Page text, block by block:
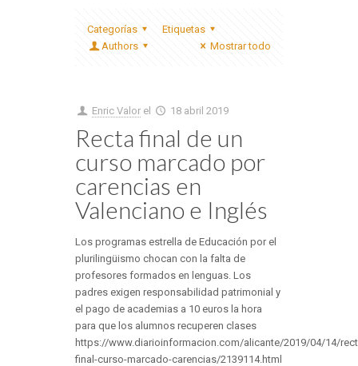
Categorías
Etiquetas
Authors
Mostrar todo
Enric Valor el 18 abril 2019
Recta final de un
curso marcado por
carencias en
Valenciano e Inglés
Los programas estrella de Educación por el
plurilingüismo chocan con la falta de
profesores formados en lenguas. Los
padres exigen responsabilidad patrimonial y
el pago de academias a 10 euros la hora
para que los alumnos recuperen clases
https://www.diarioinformacion.com/alicante/2019/04/14/
final-curso-marcado-carencias/2139114.html